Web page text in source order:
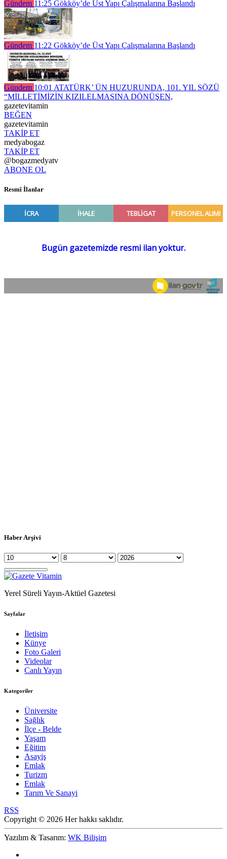
Gündem 11:25 Gökköy’de Üst Yapı Çalışmalarına Başlandı
Gündem 11:22 Gökköy’de Üst Yapı Çalışmalarına Başlandı
Gündem 10:01 ATATÜRK’ ÜN HUZURUNDA, 101. YIL SÖZÜ
“MİLLETİMİZİN KIZILELMASINA DÖNÜŞEN,
gazetevitamin
BEĞEN
gazetevitamin
TAKİP ET
medyabogaz
TAKİP ET
@bogazmedyatv
ABONE OL
Resmî İlanlar
Haber Arşivi
Yerel Süreli Yayın-Aktüel Gazetesi
Sayfalar
İletişim
Künye
Foto Galeri
Videolar
Canlı Yayın
Kategoriler
Üniversite
Sağlık
İlçe - Belde
Yaşam
Eğitim
Asayiş
Emlak
Turizm
Emlak
Tarım Ve Sanayi
RSS
Copyright © 2026 Her hakkı saklıdır.
Yazılım & Tasarım: WK Bilişim